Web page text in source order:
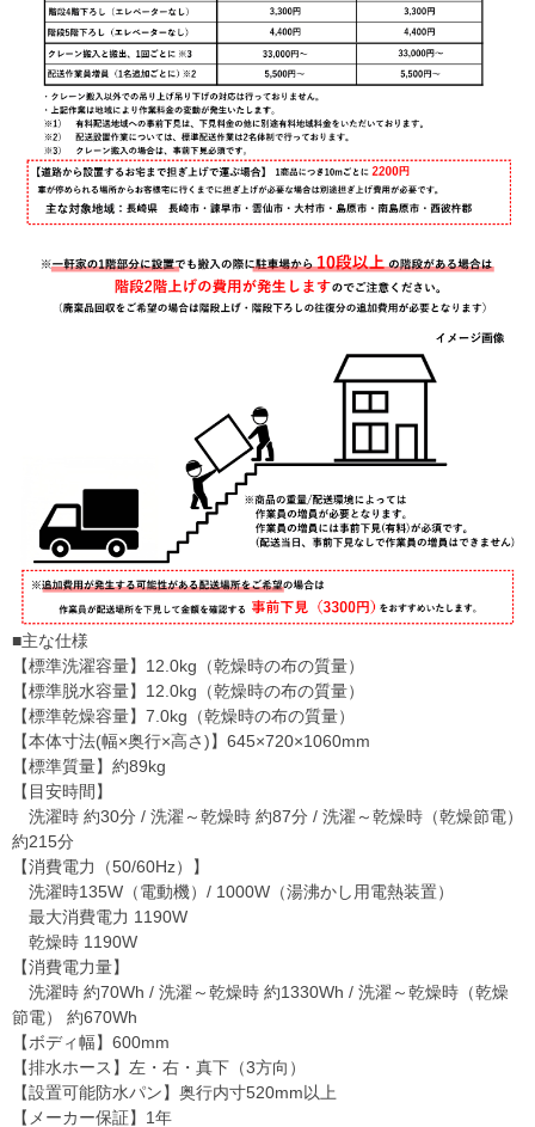
■主な仕様
【標準洗濯容量】12.0kg（乾燥時の布の質量）
【標準脱水容量】12.0kg（乾燥時の布の質量）
【標準乾燥容量】7.0kg（乾燥時の布の質量）
【本体寸法(幅×奥行×高さ)】645×720×1060mm
【標準質量】約89kg
【目安時間】
洗濯時 約30分 / 洗濯～乾燥時 約87分 / 洗濯～乾燥時（乾燥節電）
約215分
【消費電力（50/60Hz）】
洗濯時135W（電動機）/ 1000W（湯沸かし用電熱装置）
最大消費電力 1190W
乾燥時 1190W
【消費電力量】
洗濯時 約70Wh / 洗濯～乾燥時 約1330Wh / 洗濯～乾燥時（乾燥
節電） 約670Wh
【ボディ幅】600mm
【排水ホース】左・右・真下（3方向）
【設置可能防水パン】奥行内寸520mm以上
【メーカー保証】1年